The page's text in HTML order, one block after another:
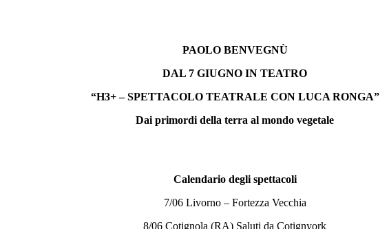
PAOLO BENVEGNÙ
DAL 7 GIUGNO IN TEATRO
“H3+ – SPETTACOLO TEATRALE CON LUCA RONGA”
Dai primordi della terra al mondo vegetale
Calendario degli spettacoli
7/06 Livorno – Fortezza Vecchia
8/06 Cotignola (RA) Saluti da Cotignyork